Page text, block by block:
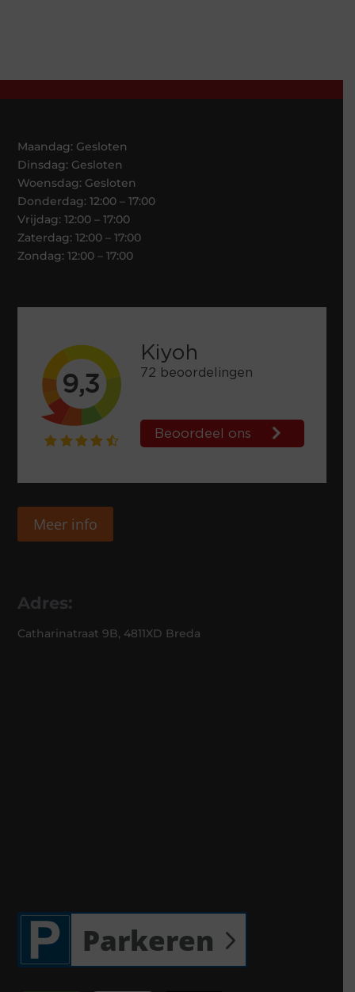
Maandag: Gesloten
Dinsdag: Gesloten
Woensdag: Gesloten
Donderdag: 12:00 – 17:00
Vrijdag: 12:00 – 17:00
Zaterdag: 12:00 – 17:00
Zondag: 12:00 – 17:00
Meer info
Adres:
Catharinatraat 9B, 4811XD Breda
Parkeren